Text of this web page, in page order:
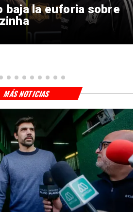
baja la euforia sobre
MÁS NOTICIAS